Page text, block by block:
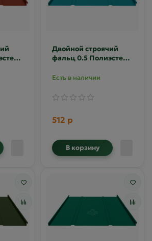
Двойной строячий
фальц 0.5 Полиэстер
Есть в наличии
512 р
В корзину